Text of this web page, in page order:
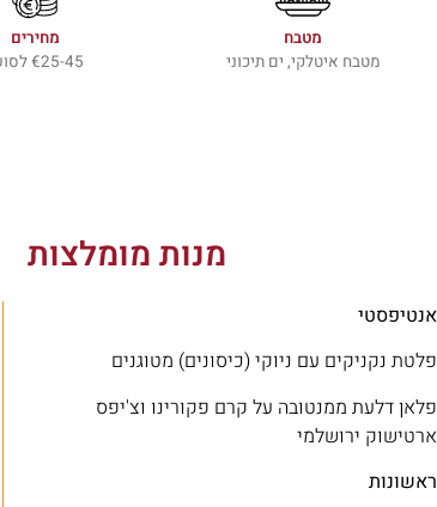
מטבח מחירים
מטבח איטלקי, ים תיכוני
€25-45 לסועד
מנות מומלצות
אנטיפסטי
פלטת נקניקים עם ניוקי (כיסונים) מטוגנים
פלאן דלעת ממנטובה על קרם פקורינו וצ'יפס
ארטישוק ירושלמי
ראשונות